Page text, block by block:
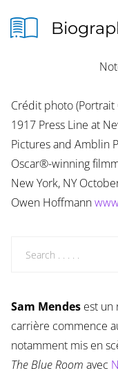
Crédit photo (Portrait
1917 Press Line at
Pictures and Amblin
Oscar®-winning
New York, NY
Owen Hoffmann
Sam Mendesest un
carrière commence
notamment mis en
The Blue Room avec